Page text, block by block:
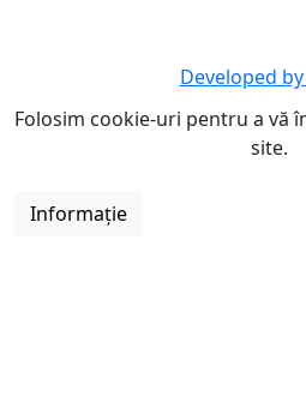
Developed by
Folosim cookie-uri pentru a vă
site.
Informație